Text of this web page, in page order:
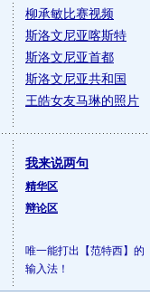
柳承敏比赛视频
斯洛文尼亚喀斯特
斯洛文尼亚首都
斯洛文尼亚共和国
王皓女友马琳的照片
我来说两句
精华区
辩论区
唯一能打出【范特西】的
输入法！